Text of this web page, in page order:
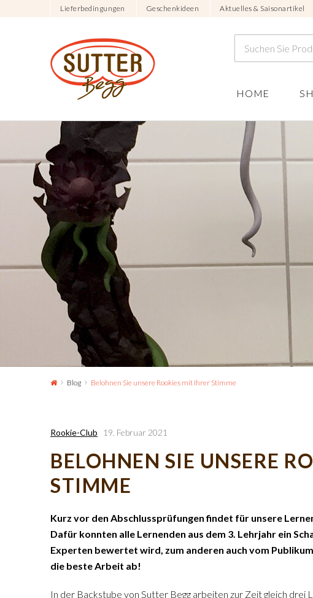
Lieferbedingungen Geschenkideen Aktuelles & Saisonartikel
HOME
Blog Belohnen Sie unsere Rookies mit Ihrer Stimme
Rookie-Club 19. Februar 2021
BELOHNEN SIE UNSERE
STIMME
Kurz vor den Abschlussprüfungen findet für unsere
Dafür konnten alle Lernenden aus dem 3. Lehrjahr ein
Experten bewertet wird, zum anderen auch vom
die beste Arbeit ab!
In der Backstube von Sutter Begg arbeiten zur Zeit gleich drei